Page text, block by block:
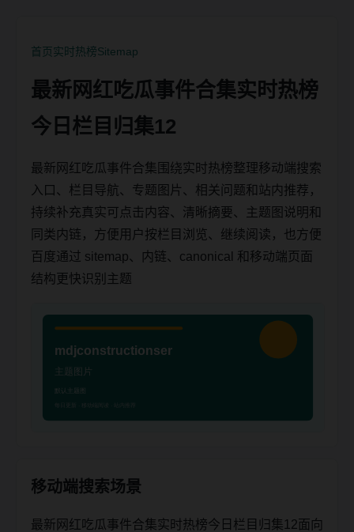
首页实时热榜Sitemap
最新网红吃瓜事件合集实时热榜
今日栏目归集12
最新网红吃瓜事件合集围绕实时热榜整理移动端搜索
入口、栏目导航、专题图片、相关问题和站内推荐，
持续补充真实可点击内容、清晰摘要、主题图说明和
同类内链，方便用户按栏目浏览、继续阅读，也方便
百度通过 sitemap、内链、canonical 和移动端页面
结构更快识别主题
移动端搜索场景
最新网红吃瓜事件合集实时热榜今日栏目归集12面向